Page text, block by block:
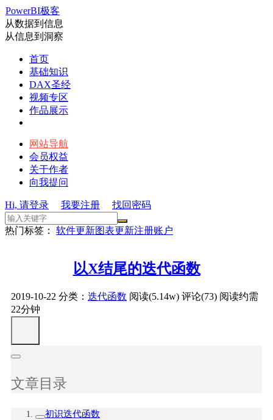
PowerBI极客
从数据到信息
从信息到洞察
首页
基础知识
DAX圣经
视频专区
作品展示
网站导航
会员权益
关于作者
向我提问
Hi, 请登录 我要注册 找回密码
热门标签： 软件更新图表更新注册账户
以X结尾的迭代函数
2019-10-22 分类： 迭代函数 阅读(5.14w) 评论(73) 阅读约需
22分钟
文章目录
初识迭代函数